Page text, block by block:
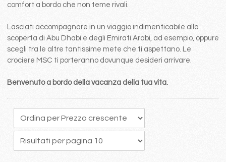
comfort a bordo che non teme rivali.
Lasciati accompagnare in un viaggio indimenticabile alla
scoperta di Abu Dhabi e degli Emirati Arabi, ad esempio, oppure
scegli tra le altre tantissime mete che ti aspettano. Le
crociere MSC ti porteranno dovunque desideri arrivare.
Benvenuto a bordo della vacanza della tua vita.